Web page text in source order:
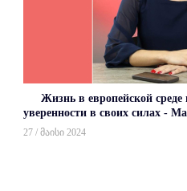
Жизнь в европейской
уверенности в своих силах -
27 / მაისი 2024